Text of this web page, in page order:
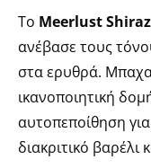
Το Meerlust
ανέβασε τους
στα ερυθρά.
ικανοποιητική
αυτοπεποίθηση
διακριτικό